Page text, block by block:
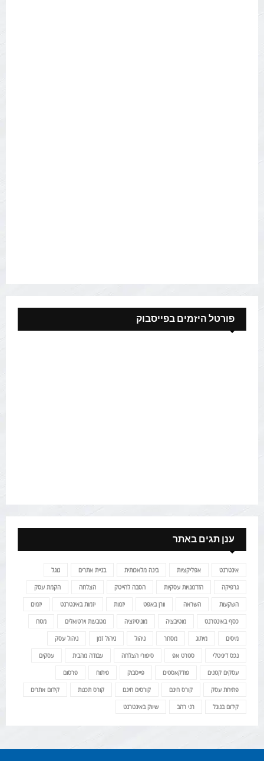
פורטל היזמים בפייסבוק
ענן תגים באתר
אינטרנט אפליקציות בינה מלאכותית בניית אתרים גוגל
גרפיקה הזדמנויות עסקיות הסבה להייטק הצלחה הקמת עסק
השקעות השראה וורן באפט יזמות יזמות באינטרנט יזמים
כסף באינטרנט מוטיבציה מוניטיזציה מטבעות וירטואלים מטח
מיסים מיתוג מסחר ניהול ניהול זמן ניהול עסק
נכס דיגיטלי סטרט אפ סיפורי הצלחה עבודה מהבית עסקים
עסקים קטנים פודקאסטים פייסבוק פיתוח פרסום
פתיחת עסק קורס חינם קורסים חינם קורס תכנות קידום אתרים
קידום בגוגל רני רהב שיווק באינטרנט